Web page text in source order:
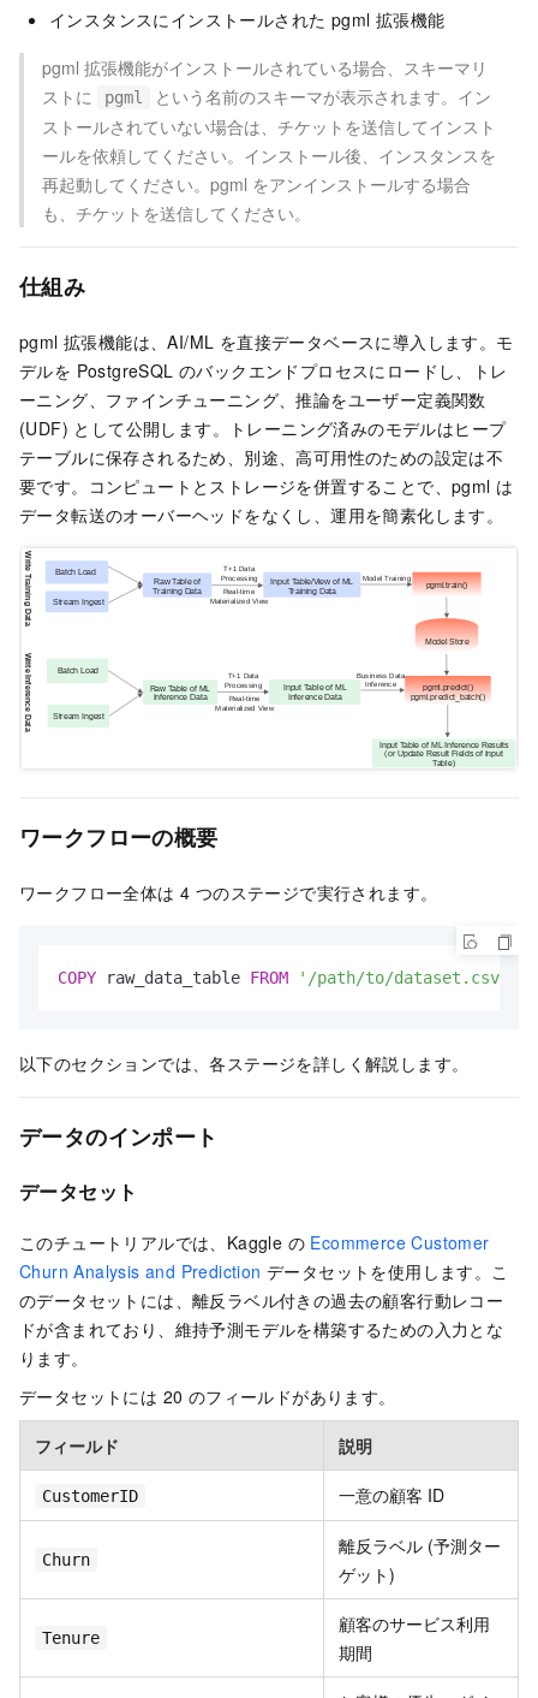
インスタンスにインストールされた pgml 拡張機能
pgml 拡張機能がインストールされている場合、スキーマリ
ストに
pgml
という名前のスキーマが表示されます。イン
ストールされていない場合は、チケットを送信してインスト
ールを依頼してください。インストール後、インスタンスを
再起動してください。pgml をアンインストールする場合
も、チケットを送信してください。
仕組み
pgml 拡張機能は、AI/ML を直接データベースに導入します。モ
デルを PostgreSQL のバックエンドプロセスにロードし、トレ
ーニング、ファインチューニング、推論をユーザー定義関数
(UDF) として公開します。トレーニング済みのモデルはヒープ
テーブルに保存されるため、別途、高可用性のための設定は不
要です。コンピュートとストレージを併置することで、pgml は
データ転送のオーバーヘッドをなくし、運用を簡素化します。
ワークフローの概要
ワークフロー全体は 4 つのステージで実行されます。
COPY raw_data_table FROM '/path/to/dataset.csv'
以下のセクションでは、各ステージを詳しく解説します。
データのインポート
データセット
このチュートリアルでは、Kaggle の Ecommerce Customer
Churn Analysis and Prediction データセットを使用します。こ
のデータセットには、離反ラベル付きの過去の顧客行動レコー
ドが含まれており、維持予測モデルを構築するための入力とな
ります。
データセットには 20 のフィールドがあります。
フィールド 説明
CustomerID 一意の顧客 ID
Churn
離反ラベル (予測ター
ゲット)
Tenure
顧客のサービス利用
期間